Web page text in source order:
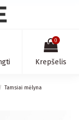
0
Krepšelis
Tamsiai mėlyna